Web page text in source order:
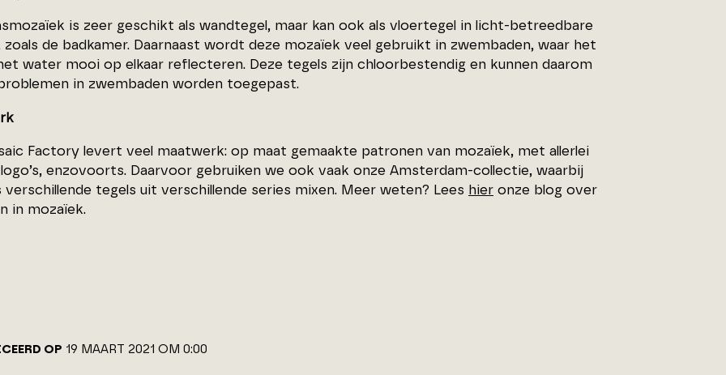
is zeer geschikt als wandtegel, maar kan ook als vloertegel in licht-betreedbare
zoals de badkamer. Daarnaast wordt deze mozaïek veel gebruikt in zwembaden, waar het
water mooi op elkaar reflecteren. Deze tegels zijn chloorbestendig en kunnen daarom
in zwembaden worden toegepast.
Factory levert veel maatwerk: op maat gemaakte patronen van mozaïek, met allerlei
enzovoorts. Daarvoor gebruiken we ook vaak onze Amsterdam-collectie, waarbij
verschillende tegels uit verschillende series mixen. Meer weten? Lees hier onze blog over
in mozaïek.
OP 19 MAART 2021 OM 0:00